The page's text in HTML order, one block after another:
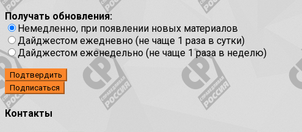
Получать обновления:
Немедленно, при появлении новых материалов
Дайджестом ежедневно (не чаще 1 раза в сутки)
Дайджестом еженедельно (не чаще 1 раза в неделю)
Подтвердить
Контакты